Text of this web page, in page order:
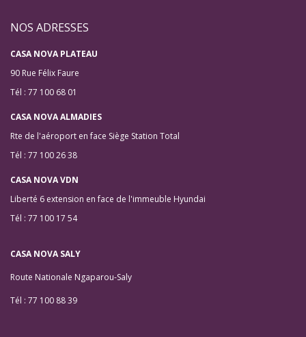
NOS ADRESSES
CASA NOVA PLATEAU
90 Rue Félix Faure
Tél : 77 100 68 01
CASA NOVA ALMADIES
Rte de l'aéroport en face Siège Station Total
Tél : 77 100 26 38
CASA NOVA VDN
Liberté 6 extension en face de l'immeuble Hyundai
Tél : 77 100 17 54
CASA NOVA SALY
Route Nationale Ngaparou-Saly
Tél : 77 100 88 39